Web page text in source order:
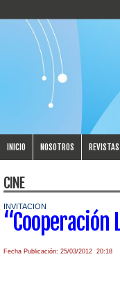
INICIO NOSOTROS
CINE
INVITACION
Fecha Publicación: 25/03/2012 20:18